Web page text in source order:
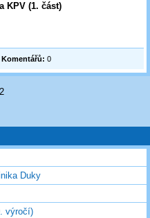
KPV (1. část)
Komentářů: 0
2
Duky
výročí)